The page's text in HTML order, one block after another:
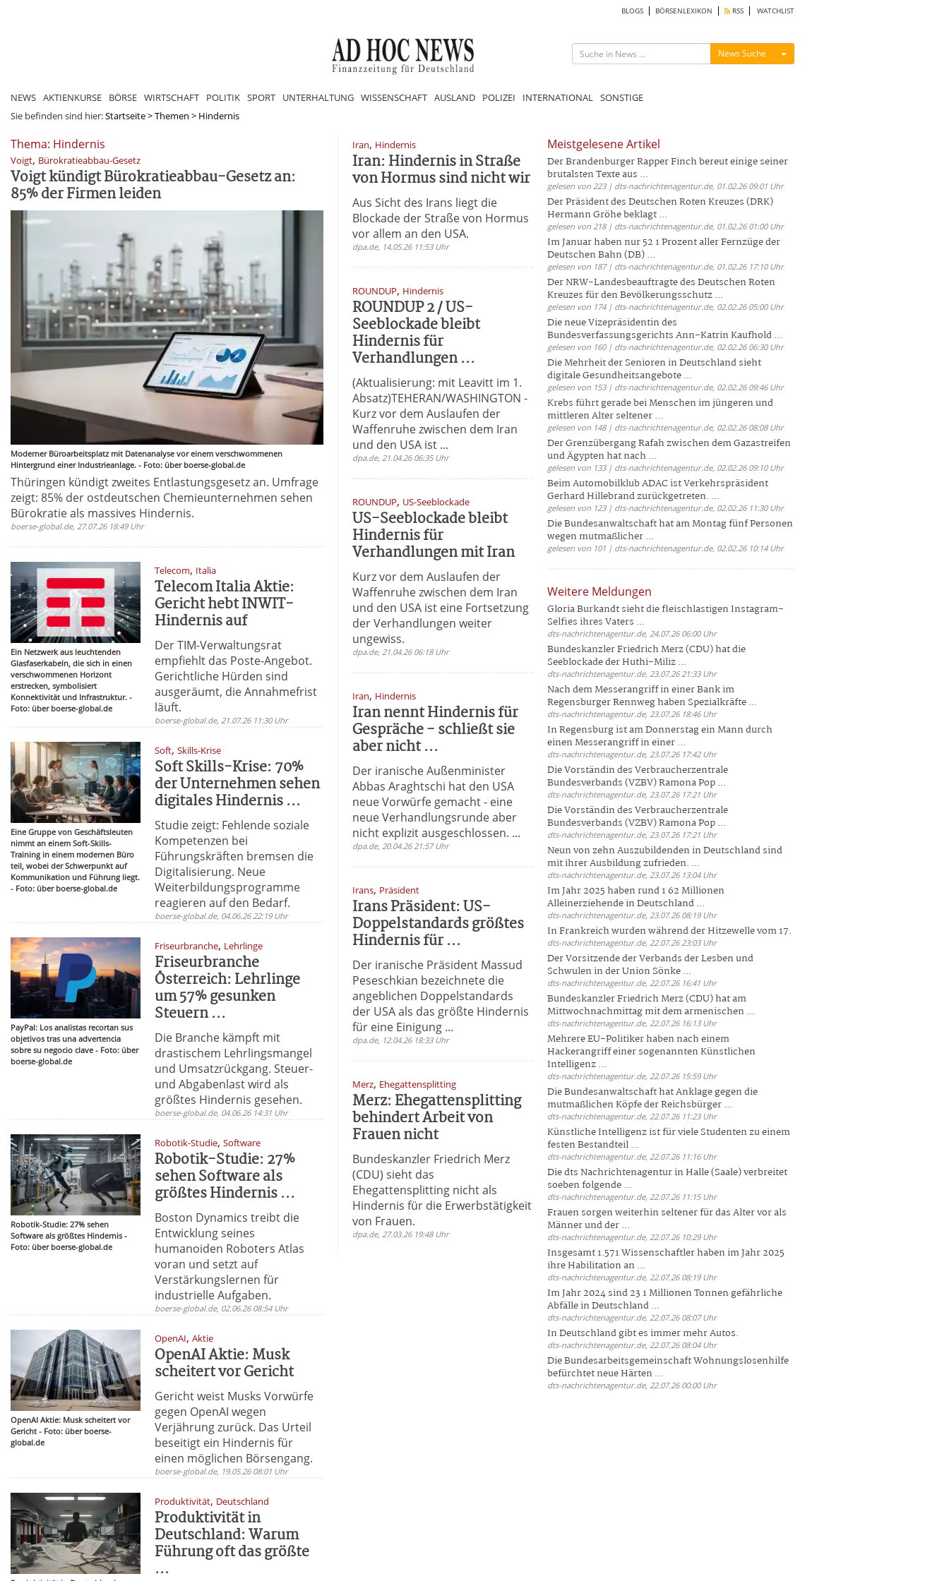
BLOGS BÖRSENLEXIKON RSS WATCHLIST
News Suche Menü ein-/ausblenden
NEWS AKTIENKURSE BÖRSE WIRTSCHAFT POLITIK SPORT UNTERHALTUNG WISSENSCHAFT AUSLAND POLIZEI INTERNATIONAL SONSTIGE
Sie befinden sind hier:Startseite>Themen > Hindernis
Thema: Hindernis
Voigt, Bürokratieabbau-Gesetz
Voigt kündigt Bürokratieabbau-Gesetz an:
85% der Firmen leiden
Moderner Büroarbeitsplatz mit Datenanalyse vor einem verschwommenen
Hintergrund einer Industrieanlage. - Foto: über boerse-global.de
Thüringen kündigt zweites Entlastungsgesetz an. Umfrage
zeigt: 85% der ostdeutschen Chemieunternehmen sehen
Bürokratie als massives Hindernis.
boerse-global.de, 27.07.26 18:49 Uhr
Ein Netzwerk aus leuchtenden
Glasfaserkabeln, die sich in einen
verschwommenen Horizont
erstrecken, symbolisiert
Konnektivität und Infrastruktur. -
Foto: über boerse-global.de
Telecom, Italia
Telecom Italia Aktie:
Gericht hebt INWIT-
Hindernis auf
Der TIM-Verwaltungsrat
empfiehlt das Poste-Angebot.
Gerichtliche Hürden sind
ausgeräumt, die Annahmefrist
läuft.
boerse-global.de, 21.07.26 11:30 Uhr
Eine Gruppe von Geschäftsleuten
nimmt an einem Soft-Skills-
Training in einem modernen Büro
teil, wobei der Schwerpunkt auf
Kommunikation und Führung liegt.
- Foto: über boerse-global.de
Soft,Skills-Krise
Soft Skills-Krise: 70%
der Unternehmen sehen
digitales Hindernis ...
Studie zeigt: Fehlende soziale
Kompetenzen bei
Führungskräften bremsen die
Digitalisierung. Neue
Weiterbildungsprogramme
reagieren auf den Bedarf.
boerse-global.de, 04.06.26 22:19 Uhr
PayPal: Los analistas recortan sus
objetivos tras una advertencia
sobre su negocio clave - Foto: über
boerse-global.de
Friseurbranche, Lehrlinge
Friseurbranche
Österreich: Lehrlinge
um 57% gesunken
Steuern ...
Die Branche kämpft mit
drastischem Lehrlingsmangel
und Umsatzrückgang. Steuer-
und Abgabenlast wird als
größtes Hindernis gesehen.
boerse-global.de, 04.06.26 14:31 Uhr
Robotik-Studie: 27% sehen
Software als größtes Hindernis -
Foto: über boerse-global.de
Robotik-Studie,Software
Robotik-Studie: 27%
sehen Software als
größtes Hindernis ...
Boston Dynamics treibt die
Entwicklung seines
humanoiden Roboters Atlas
voran und setzt auf
Verstärkungslernen für
industrielle Aufgaben.
boerse-global.de, 02.06.26 08:54 Uhr
OpenAI Aktie: Musk scheitert vor
Gericht - Foto: über boerse-
global.de
OpenAI,Aktie
OpenAI Aktie: Musk
scheitert vor Gericht
Gericht weist Musks Vorwürfe
gegen OpenAI wegen
Verjährung zurück. Das Urteil
beseitigt ein Hindernis für
einen möglichen Börsengang.
boerse-global.de, 19.05.26 08:01 Uhr
Produktivität, Deutschland
Produktivität in
Deutschland: Warum
Führung oft das größte
...
Iran, Hindernis
Iran: Hindernis in Straße
von Hormus sind nicht wir
Aus Sicht des Irans liegt die
Blockade der Straße von Hormus
vor allem an den USA.
dpa.de, 14.05.26 11:53 Uhr
ROUNDUP, Hindernis
ROUNDUP 2 / US-
Seeblockade bleibt
Hindernis für
Verhandlungen ...
(Aktualisierung: mit Leavitt im 1.
Absatz)TEHERAN/WASHINGTON -
Kurz vor dem Auslaufen der
Waffenruhe zwischen dem Iran
und den USA ist ...
dpa.de, 21.04.26 06:35 Uhr
ROUNDUP, US-Seeblockade
US-Seeblockade bleibt
Hindernis für
Verhandlungen mit Iran
Kurz vor dem Auslaufen der
Waffenruhe zwischen dem Iran
und den USA ist eine Fortsetzung
der Verhandlungen weiter
ungewiss.
dpa.de, 21.04.26 06:18 Uhr
Iran, Hindernis
Iran nennt Hindernis für
Gespräche - schließt sie
aber nicht ...
Der iranische Außenminister
Abbas Araghtschi hat den USA
neue Vorwürfe gemacht - eine
neue Verhandlungsrunde aber
nicht explizit ausgeschlossen. ...
dpa.de, 20.04.26 21:57 Uhr
Irans, Präsident
Irans Präsident: US-
Doppelstandards größtes
Hindernis für ...
Der iranische Präsident Massud
Peseschkian bezeichnete die
angeblichen Doppelstandards
der USA als das größte Hindernis
für eine Einigung ...
dpa.de, 12.04.26 18:33 Uhr
Merz, Ehegattensplitting
Merz: Ehegattensplitting
behindert Arbeit von
Frauen nicht
Bundeskanzler Friedrich Merz
(CDU) sieht das
Ehegattensplitting nicht als
Hindernis für die Erwerbstätigkeit
von Frauen.
dpa.de, 27.03.26 19:48 Uhr
Meistgelesene Artikel
Der Brandenburger Rapper Finch bereut einige seiner
brutalsten Texte aus ...
gelesen von 223 | dts-nachrichtenagentur.de, 01.02.26 09:01 Uhr
Der Präsident des Deutschen Roten Kreuzes (DRK)
Hermann Gröhe beklagt ...
gelesen von 218 | dts-nachrichtenagentur.de, 01.02.26 01:00 Uhr
Im Januar haben nur 52 1 Prozent aller Fernzüge der
Deutschen Bahn (DB) ...
gelesen von 187 | dts-nachrichtenagentur.de, 01.02.26 17:10 Uhr
Der NRW-Landesbeauftragte des Deutschen Roten
Kreuzes für den Bevölkerungsschutz ...
gelesen von 174 | dts-nachrichtenagentur.de, 02.02.26 05:00 Uhr
Die neue Vizepräsidentin des
Bundesverfassungsgerichts Ann-Katrin Kaufhold ...
gelesen von 160 | dts-nachrichtenagentur.de, 02.02.26 06:30 Uhr
Die Mehrheit der Senioren in Deutschland sieht
digitale Gesundheitsangebote ...
gelesen von 153 | dts-nachrichtenagentur.de, 02.02.26 09:46 Uhr
Krebs führt gerade bei Menschen im jüngeren und
mittleren Alter seltener ...
gelesen von 148 | dts-nachrichtenagentur.de, 02.02.26 08:08 Uhr
Der Grenzübergang Rafah zwischen dem Gazastreifen
und Ägypten hat nach ...
gelesen von 133 | dts-nachrichtenagentur.de, 02.02.26 09:10 Uhr
Beim Automobilklub ADAC ist Verkehrspräsident
Gerhard Hillebrand zurückgetreten. ...
gelesen von 123 | dts-nachrichtenagentur.de, 02.02.26 11:30 Uhr
Die Bundesanwaltschaft hat am Montag fünf Personen
wegen mutmaßlicher ...
gelesen von 101 | dts-nachrichtenagentur.de, 02.02.26 10:14 Uhr
Weitere Meldungen
Gloria Burkandt sieht die fleischlastigen Instagram-
Selfies ihres Vaters ...
dts-nachrichtenagentur.de, 24.07.26 06:00 Uhr
Bundeskanzler Friedrich Merz (CDU) hat die
Seeblockade der Huthi-Miliz ...
dts-nachrichtenagentur.de, 23.07.26 21:33 Uhr
Nach dem Messerangriff in einer Bank im
Regensburger Rennweg haben Spezialkräfte ...
dts-nachrichtenagentur.de, 23.07.26 18:46 Uhr
In Regensburg ist am Donnerstag ein Mann durch
einen Messerangriff in einer ...
dts-nachrichtenagentur.de, 23.07.26 17:42 Uhr
Die Vorständin des Verbraucherzentrale
Bundesverbands (VZBV) Ramona Pop ...
dts-nachrichtenagentur.de, 23.07.26 17:21 Uhr
Die Vorständin des Verbraucherzentrale
Bundesverbands (VZBV) Ramona Pop ...
dts-nachrichtenagentur.de, 23.07.26 17:21 Uhr
Neun von zehn Auszubildenden in Deutschland sind
mit ihrer Ausbildung zufrieden. ...
dts-nachrichtenagentur.de, 23.07.26 13:04 Uhr
Im Jahr 2025 haben rund 1 62 Millionen
Alleinerziehende in Deutschland ...
dts-nachrichtenagentur.de, 23.07.26 08:19 Uhr
In Frankreich wurden während der Hitzewelle vom 17.
dts-nachrichtenagentur.de, 22.07.26 23:03 Uhr
Der Vorsitzende der Verbands der Lesben und
Schwulen in der Union Sönke ...
dts-nachrichtenagentur.de, 22.07.26 16:41 Uhr
Bundeskanzler Friedrich Merz (CDU) hat am
Mittwochnachmittag mit dem armenischen ...
dts-nachrichtenagentur.de, 22.07.26 16:13 Uhr
Mehrere EU-Politiker haben nach einem
Hackerangriff einer sogenannten Künstlichen
Intelligenz ...
dts-nachrichtenagentur.de, 22.07.26 15:59 Uhr
Die Bundesanwaltschaft hat Anklage gegen die
mutmaßlichen Köpfe der Reichsbürger ...
dts-nachrichtenagentur.de, 22.07.26 11:23 Uhr
Künstliche Intelligenz ist für viele Studenten zu einem
festen Bestandteil ...
dts-nachrichtenagentur.de, 22.07.26 11:16 Uhr
Die dts Nachrichtenagentur in Halle (Saale) verbreitet
soeben folgende ...
dts-nachrichtenagentur.de, 22.07.26 11:15 Uhr
Frauen sorgen weiterhin seltener für das Alter vor als
Männer und der ...
dts-nachrichtenagentur.de, 22.07.26 10:29 Uhr
Insgesamt 1.571 Wissenschaftler haben im Jahr 2025
ihre Habilitation an ...
dts-nachrichtenagentur.de, 22.07.26 08:19 Uhr
Im Jahr 2024 sind 23 1 Millionen Tonnen gefährliche
Abfälle in Deutschland ...
dts-nachrichtenagentur.de, 22.07.26 08:07 Uhr
In Deutschland gibt es immer mehr Autos.
dts-nachrichtenagentur.de, 22.07.26 08:04 Uhr
Die Bundesarbeitsgemeinschaft Wohnungslosenhilfe
befürchtet neue Härten ...
dts-nachrichtenagentur.de, 22.07.26 00:00 Uhr